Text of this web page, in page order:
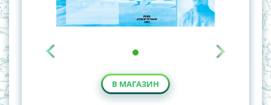
В МАГАЗИН